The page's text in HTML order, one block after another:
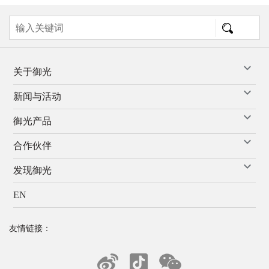
关于御光
新闻与活动
御光产品
合作伙伴
发现御光
EN
友情链接：